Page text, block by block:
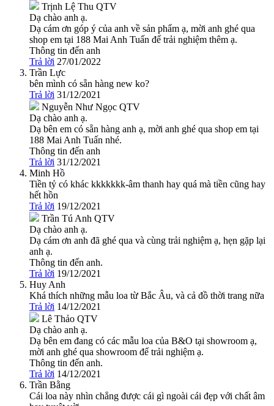
Trịnh Lệ Thu QTV
Dạ chào anh ạ.
Dạ cám ơn góp ý của anh về sản phẩm ạ, mời anh ghé qua
shop em tại 188 Mai Anh Tuấn để trải nghiệm thêm ạ.
Thông tin đến anh
Trả lời 27/01/2022
Trần Lực
bên mình có sẵn hàng new ko?
Trả lời 31/12/2021
Nguyễn Như Ngọc QTV
Dạ chào anh ạ.
Dạ bên em có sẵn hàng anh ạ, mời anh ghé qua shop em tại
188 Mai Anh Tuấn nhé.
Thông tin đến anh
Trả lời 31/12/2021
Minh Hồ
Tiền tỷ có khác kkkkkkk-âm thanh hay quá mà tiền cũng hay
hết hồn
Trả lời 19/12/2021
Trần Tú Anh QTV
Dạ chào anh ạ.
Dạ cám ơn anh đã ghé qua và cùng trải nghiệm ạ, hẹn gặp lại
anh ạ.
Thông tin đến anh.
Trả lời 19/12/2021
Huy Anh
Khá thích những mẫu loa từ Bắc Âu, và cả đồ thời trang nữa
Trả lời 14/12/2021
Lê Thảo QTV
Dạ chào anh ạ.
Dạ bên em đang có các mẫu loa của B&O tại showroom ạ,
mời anh ghé qua showroom để trải nghiệm ạ.
Thông tin đến anh.
Trả lời 14/12/2021
Trần Bằng
Cái loa này nhìn chẳng được cái gì ngoài cái đẹp với chất âm